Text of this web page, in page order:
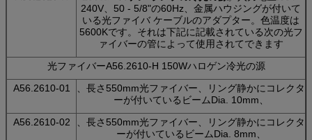
240V、50 - 5/8"の60Hz、金属ハウジングが付いて
いる光ファイバ ケーブルのアダプター。色温度は
5600Kです。それは下記に記載されている次の光フ
ァイバーの管によって使用されてできます
光ファイバーA56.2610-H 150Wハロゲン冷光の源
A56.2610-01
、長さ550mm光ファイバー、リング静かにコレクタ
ーが付いているビームDia. 10mm、
A56.2610-02
、長さ550mm光ファイバー、リング静かにコレクタ
ーが付いているビームDia. 8mm、